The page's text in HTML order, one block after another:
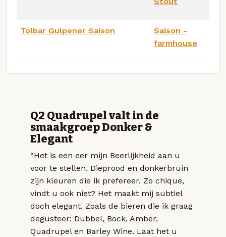
Tolbar Gulpener Saison
Saison -
farmhouse
Q2 Quadrupel valt in de
smaakgroep Donker &
Elegant
“Het is een eer mijn Beerlijkheid aan u
voor te stellen. Dieprood en donkerbruin
zijn kleuren die ik prefereer. Zo chique,
vindt u ook niet? Het maakt mij subtiel
doch elegant. Zoals de bieren die ik graag
degusteer: Dubbel, Bock, Amber,
Quadrupel en Barley Wine. Laat het u